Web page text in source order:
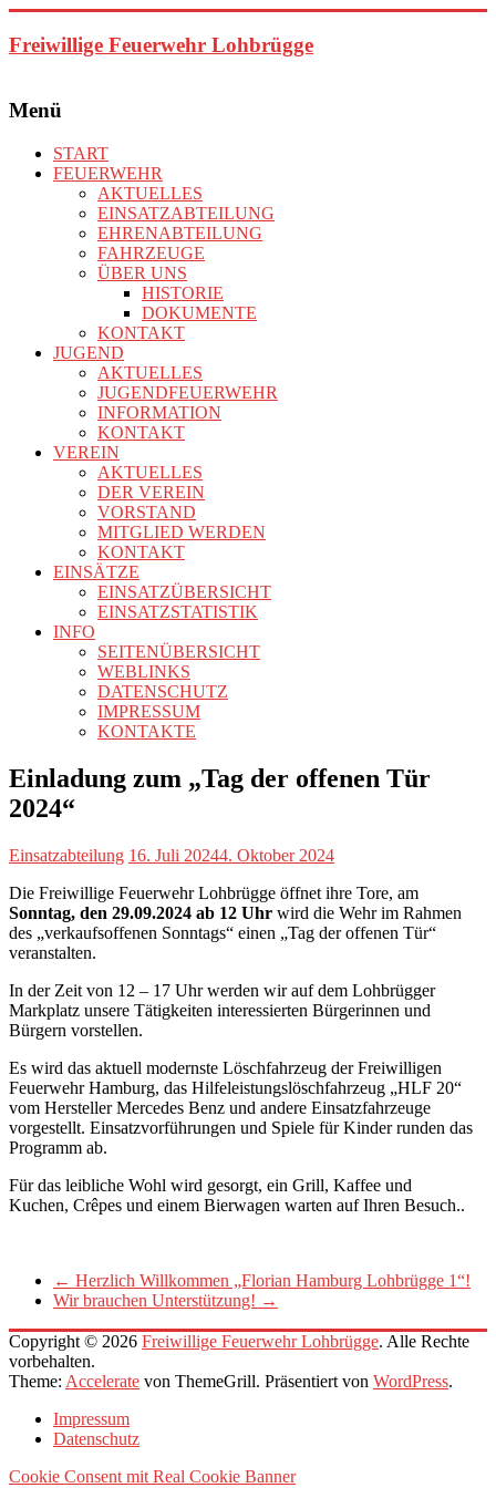
Inhalt
springen
Freiwillige Feuerwehr Lohbrügge
Menü
START
FEUERWEHR
AKTUELLES
EINSATZABTEILUNG
EHRENABTEILUNG
FAHRZEUGE
ÜBER UNS
HISTORIE
DOKUMENTE
KONTAKT
JUGEND
AKTUELLES
JUGENDFEUERWEHR
INFORMATION
KONTAKT
VEREIN
AKTUELLES
DER VEREIN
VORSTAND
MITGLIED WERDEN
KONTAKT
EINSÄTZE
EINSATZÜBERSICHT
EINSATZSTATISTIK
INFO
SEITENÜBERSICHT
WEBLINKS
DATENSCHUTZ
IMPRESSUM
KONTAKTE
Einladung zum „Tag der offenen Tür
2024“
Einsatzabteilung 16. Juli 20244. Oktober 2024
Die Freiwillige Feuerwehr Lohbrügge öffnet ihre Tore, am
Sonntag, den 29.09.2024 ab 12 Uhr wird die Wehr im Rahmen
des „verkaufsoffenen Sonntags“ einen „Tag der offenen Tür“
veranstalten.
In der Zeit von 12 – 17 Uhr werden wir auf dem Lohbrügger
Markplatz unsere Tätigkeiten interessierten Bürgerinnen und
Bürgern vorstellen.
Es wird das aktuell modernste Löschfahrzeug der Freiwilligen
Feuerwehr Hamburg, das Hilfeleistungslöschfahrzeug „HLF 20“
vom Hersteller Mercedes Benz und andere Einsatzfahrzeuge
vorgestellt. Einsatzvorführungen und Spiele für Kinder runden das
Programm ab.
Für das leibliche Wohl wird gesorgt, ein Grill, Kaffee und
Kuchen, Crêpes und einem Bierwagen warten auf Ihren Besuch..
← Herzlich Willkommen „Florian Hamburg Lohbrügge 1“!
Wir brauchen Unterstützung! →
Copyright © 2026 Freiwillige Feuerwehr Lohbrügge. Alle Rechte
vorbehalten.
Theme: Accelerate von ThemeGrill. Präsentiert von WordPress.
Impressum
Datenschutz
Cookie Consent mit Real Cookie Banner